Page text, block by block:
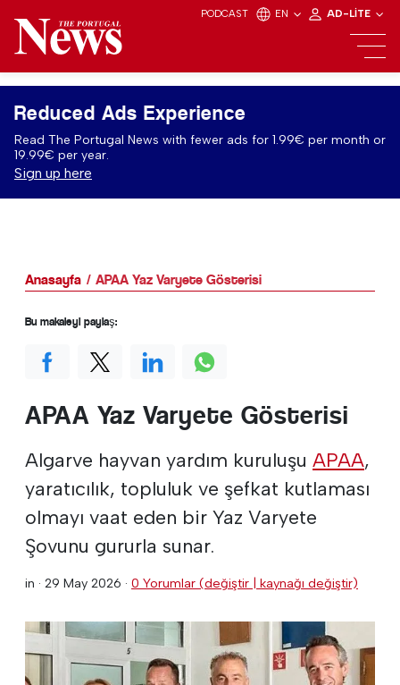
PODCAST EN AD-LITE
Reduced Ads Experience
Read The Portugal News with fewer ads for 1.99€ per month or
19.99€ per year.
Sign up here
Anasayfa APAA Yaz Varyete Gösterisi
APAA Yaz Varyete Gösterisi
Algarve hayvan yardım kuruluşu APAA,
yaratıcılık, topluluk ve şefkat kutlaması
olmayı vaat eden bir Yaz Varyete
Şovunu gururla sunar.
in · 29 May 2026 · 0 Yorumlar (değiştir | kaynağı değiştir)
Bu makaleyi paylaş: